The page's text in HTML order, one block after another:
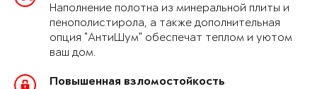
Наполнение полотна из минеральной плиты и
пенополистирола, а также дополнительная
опция "АнтиШум" обеспечат теплом и уютом
ваш дом.
Повышенная взломостойкость